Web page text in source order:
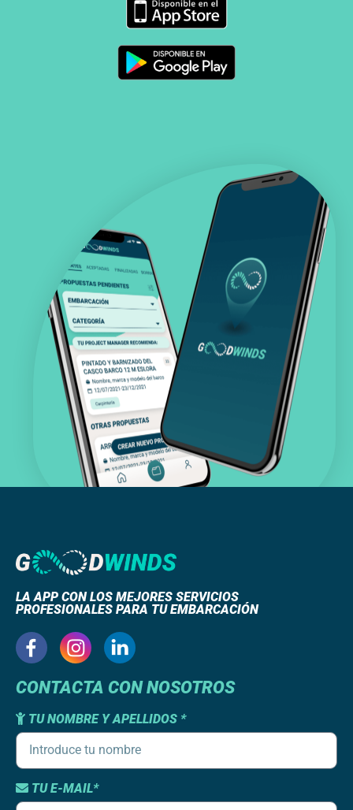
LA APP CON LOS MEJORES SERVICIOS
PROFESIONALES PARA TU EMBARCACIÓN
CONTACTA CON NOSOTROS
TU NOMBRE Y APELLIDOS *
TU E-MAIL*